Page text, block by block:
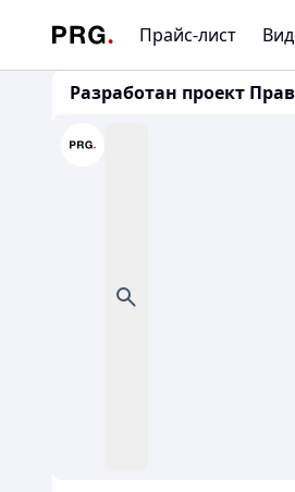
Прайс-лист
Разработан проект